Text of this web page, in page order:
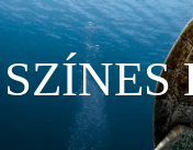
SZÍNES